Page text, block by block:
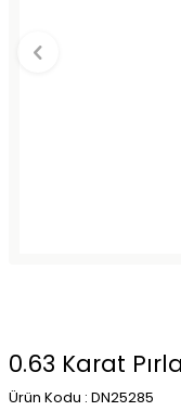
0.63 Karat
Ürün Kodu : DN25285